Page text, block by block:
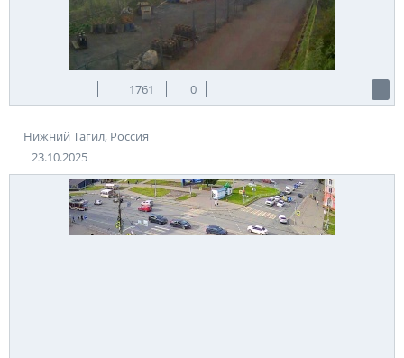
достаточно пары нажатий, чтобы увидеть, как городской
ритм не затихает ни на минуту: машины, пешеходы,
транспорт, звуки переката – и даже смена света светофоров
создает ощущение присутствия. Сервис работает как
настоящий стриминг-сервис – естественно и ненавязчиво,
словно тихий наблюдатель без лишнего пафоса, просто
Центр города – это не только перекрестки и движение. Здесь
поблизости – культурные символы: Театральная площадь,
где театр соединяется с городским праздником и паузой для
прогулки; памятник Черепановым, прославляющий историю
промышленности; скверы и музеи, хранящие память
трудовых традиций Урала. И все это – на расстоянии одного
клика, через объектив веб-камер.
1761 0
Нижний Тагил, Россия
23.10.2025